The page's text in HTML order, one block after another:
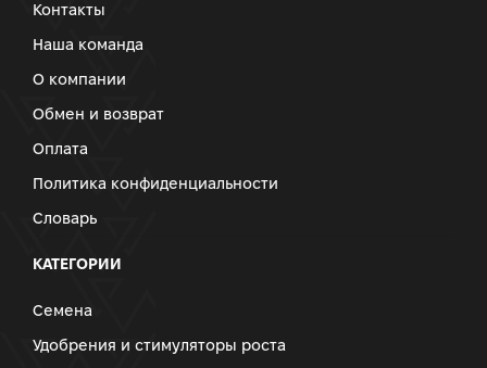
Контакты
Наша команда
О компании
Обмен и возврат
Оплата
Политика конфиденциальности
Словарь
КАТЕГОРИИ
Семена
Удобрения и стимуляторы роста